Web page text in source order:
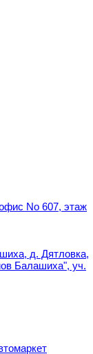
No 607, этаж
д. Дятловка,
Балашиха", уч.